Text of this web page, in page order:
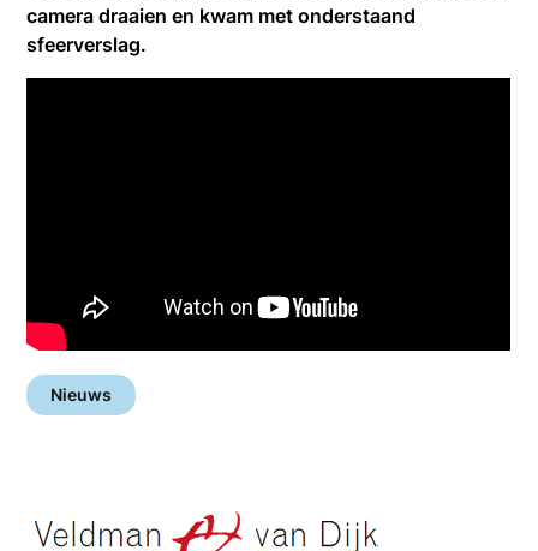
camera draaien en kwam met onderstaand
sfeerverslag.
Nieuws